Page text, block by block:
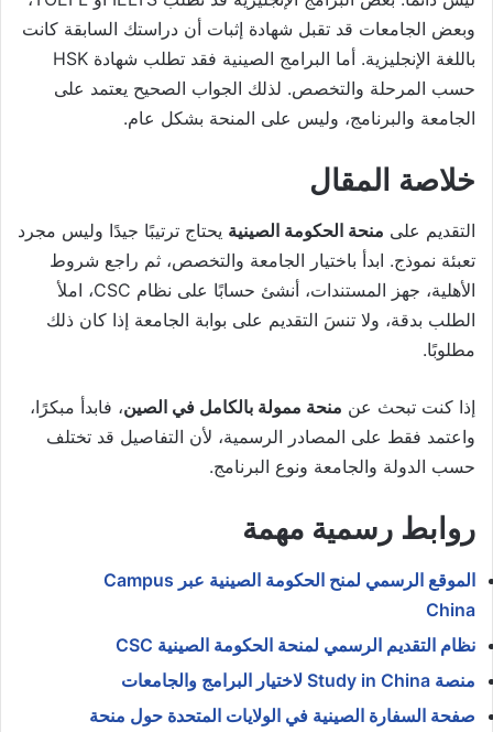
وبعض الجامعات قد تقبل شهادة إثبات أن دراستك السابقة كانت
باللغة الإنجليزية. أما البرامج الصينية فقد تطلب شهادة HSK
حسب المرحلة والتخصص. لذلك الجواب الصحيح يعتمد على
الجامعة والبرنامج، وليس على المنحة بشكل عام.
خلاصة المقال
التقديم على منحة الحكومة الصينية يحتاج ترتيبًا جيدًا وليس مجرد
تعبئة نموذج. ابدأ باختيار الجامعة والتخصص، ثم راجع شروط
الأهلية، جهز المستندات، أنشئ حسابًا على نظام CSC، املأ
الطلب بدقة، ولا تنسَ التقديم على بوابة الجامعة إذا كان ذلك
مطلوبًا.
إذا كنت تبحث عن منحة ممولة بالكامل في الصين، فابدأ مبكرًا،
واعتمد فقط على المصادر الرسمية، لأن التفاصيل قد تختلف
حسب الدولة والجامعة ونوع البرنامج.
روابط رسمية مهمة
الموقع الرسمي لمنح الحكومة الصينية عبر Campus
China
نظام التقديم الرسمي لمنحة الحكومة الصينية CSC
منصة Study in China لاختيار البرامج والجامعات
صفحة السفارة الصينية في الولايات المتحدة حول منحة